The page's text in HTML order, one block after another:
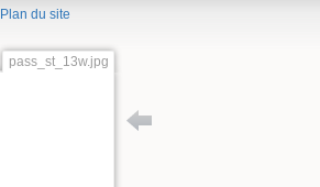
Plan du site
pass_st_13w.jpg